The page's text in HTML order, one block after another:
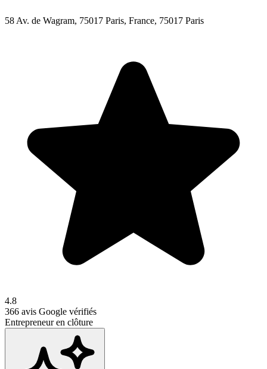
58 Av. de Wagram, 75017 Paris, France, 75017 Paris
4.8
366 avis Google vérifiés
Entrepreneur en clôture